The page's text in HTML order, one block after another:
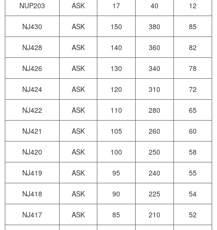
NUP203 ASK 17 40 12
NJ430 ASK 150 380 85
NJ428 ASK 140 360 82
NJ426 ASK 130 340 78
NJ424 ASK 120 310 72
NJ422 ASK 110 280 65
NJ421 ASK 105 260 60
NJ420 ASK 100 250 58
NJ419 ASK 95 240 55
NJ418 ASK 90 225 54
NJ417 ASK 85 210 52